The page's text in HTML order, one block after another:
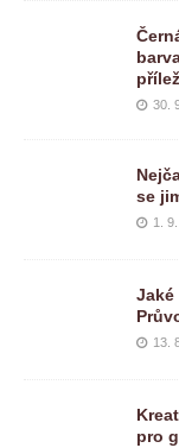
30.
se
1.
13.
pro